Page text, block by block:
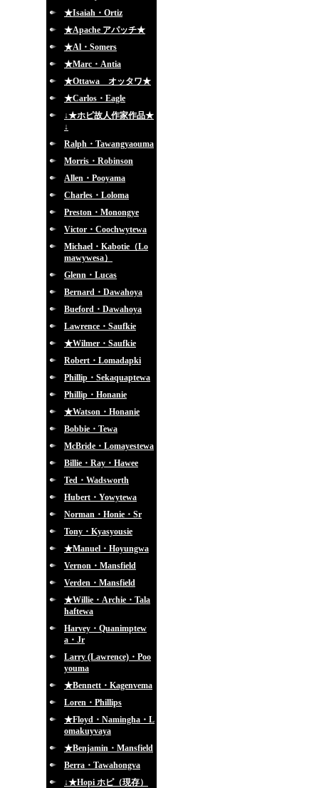
★Isaiah・Ortiz
★Apache アパッチ★
★Al・Somers
★Marc・Antia
★Ottawa オッタワ★
★Carlos・Eagle
↓★ホピ故人作家作品★
↓
Ralph・Tawangyaouma
Morris・Robinson
Allen・Pooyama
Charles・Loloma
Preston・Monongye
Victor・Coochwytewa
Michael・Kabotie（Lo
mawywesa）
Glenn・Lucas
Bernard・Dawahoya
Bueford・Dawahoya
Lawrence・Saufkie
★Wilmer・Saufkie
Robert・Lomadapki
Phillip・Sekaquaptewa
Phillip・Honanie
★Watson・Honanie
Bobbie・Tewa
McBride・Lomayestewa
Billie・Ray・Hawee
Ted・Wadsworth
Hubert・Yowytewa
Norman・Honie・Sr
Tony・Kyasyousie
★Manuel・Hoyungwa
Vernon・Mansfield
Verden・Mansfield
★Willie・Archie・Tala
haftewa
Harvey・Quanimptew
a・Jr
Larry (Lawrence)・Poo
youma
★Bennett・Kagenvema
Loren・Phillips
★Floyd・Namingha・L
omakuyvaya
★Benjamin・Mansfield
Berra・Tawahongva
↓★Hopi ホピ（現存）